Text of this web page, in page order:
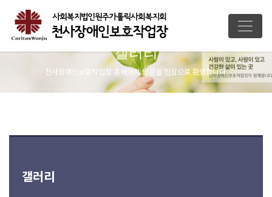
갤러리
천사장애인보호작업장 홈페이지 방문을 진심으로 환영합니다.
갤러리